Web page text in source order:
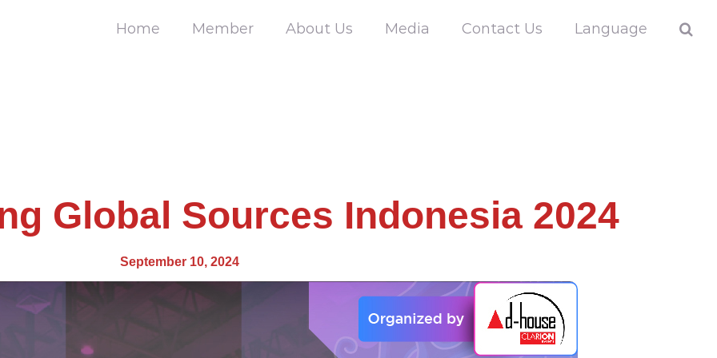
Home Member About Us Media Contact Us Language
Global Sources Indonesia 2024
September 10, 2024